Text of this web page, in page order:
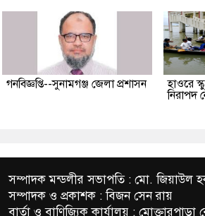
গনবিজ্ঞপ্তি--সুনামগঞ্জ জেলা প্রশাসন
হাওরে
নিরাপদ
সম্পাদক মন্ডলীর সভাপতি : মো. জিয়াউল
সম্পাদক ও প্রকাশক : বিজন সেন রায়
বার্তা ও বাণিজ্যিক কার্যালয় :